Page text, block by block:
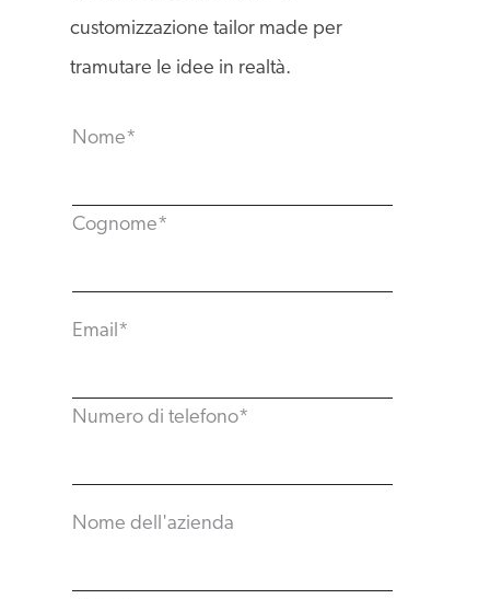
customizzazione tailor made per
tramutare le idee in realtà.
Nome*
Cognome*
Email*
Numero di telefono*
Nome dell'azienda